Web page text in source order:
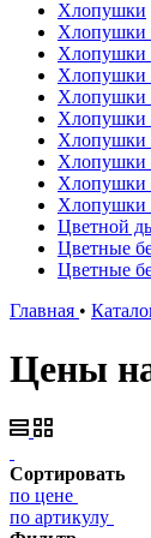
Хлопушки
Хлопушки
Хлопушки
Хлопушки
Хлопушки
Хлопушки
Хлопушки
Хлопушки
Хлопушки
Хлопушки
Цветной
Цветные
Цветные
Главная •
Цены
Сортировать
по цене
по артикулу